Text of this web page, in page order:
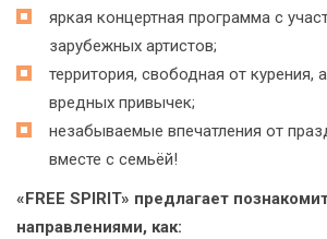
яркая концертная программа с
зарубежных артистов;
территория, свободная от курения,
вредных привычек;
незабываемые впечатления от
вместе с семьёй!
«FREE SPIRIT» предлагает
направлениями, как: